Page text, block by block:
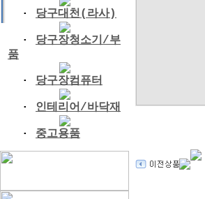
· 당구대천(라사)
· 당구장청소기/부
품
· 당구장컴퓨터
· 인테리어/바닥재
· 중고용품